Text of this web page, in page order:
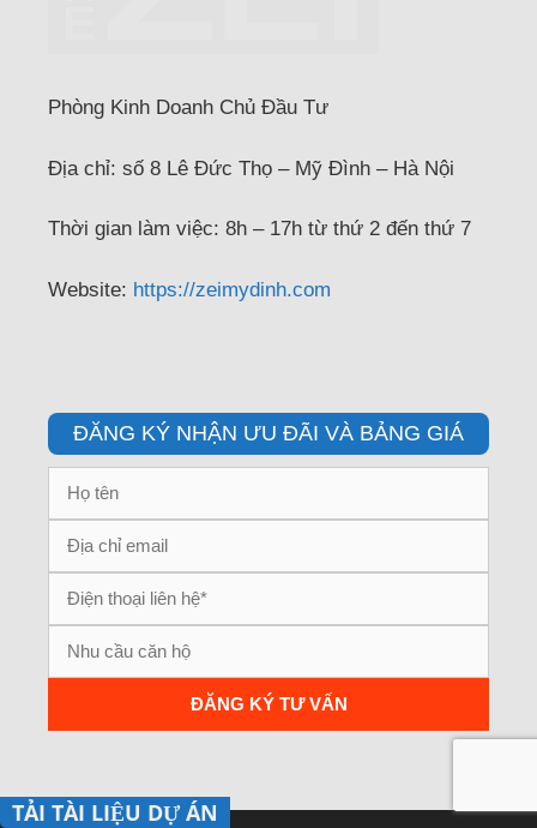
Phòng Kinh Doanh Chủ Đầu Tư
Địa chỉ: số 8 Lê Đức Thọ – Mỹ Đình – Hà Nội
Thời gian làm việc: 8h – 17h từ thứ 2 đến thứ 7
Website: https://zeimydinh.com
ĐĂNG KÝ NHẬN ƯU ĐÃI VÀ BẢNG GIÁ
TẢI TÀI LIỆU DỰ ÁN